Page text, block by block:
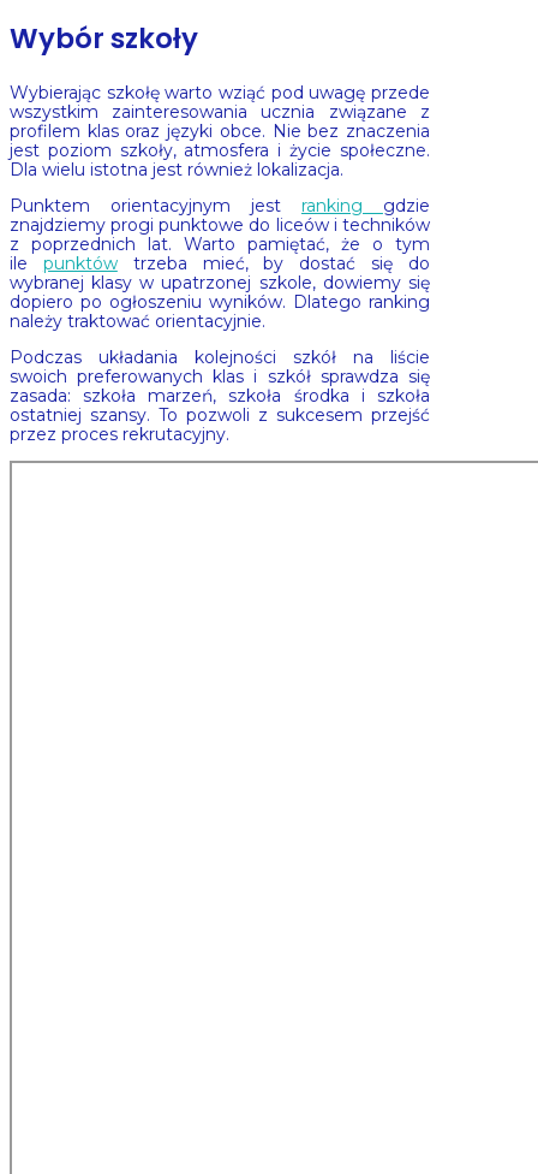
Wybór szkoły
Wybierając szkołę warto wziąć pod uwagę przede
wszystkim zainteresowania ucznia związane z
profilem klas oraz języki obce. Nie bez znaczenia
jest poziom szkoły, atmosfera i życie społeczne.
Dla wielu istotna jest również lokalizacja.
Punktem orientacyjnym jest ranking gdzie
znajdziemy progi punktowe do liceów i techników
z poprzednich lat. Warto pamiętać, że o tym
ile punktówtrzeba mieć, by dostać się do
wybranej klasy w upatrzonej szkole, dowiemy się
dopiero po ogłoszeniu wyników. Dlatego ranking
należy traktować orientacyjnie.
Podczas układania kolejności szkół na liście
swoich preferowanych klas i szkół sprawdza się
zasada: szkoła marzeń, szkoła środka i szkoła
ostatniej szansy. To pozwoli z sukcesem przejść
przez proces rekrutacyjny.